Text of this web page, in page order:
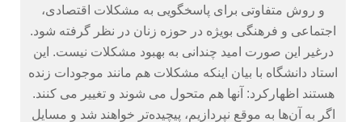
و روش متفاوتی برای پاسخگویی به مشکلات اقتصادی،
اجتماعی و فرهنگی بویژه در حوزه زنان در نظر گرفته شود.
درغیر این صورت امید چندانی به بهبود مشکلات نیست.‏ این
استاد دانشگاه با بیان اینکه مشکلات هم مانند موجودات زنده
هستند اظهارکرد: آنها هم متحول می شوند و تغییر می کنند.
اگر به آن‌ها به موقع نپردازیم، پیچیده‌تر خواهند شد و مسایل